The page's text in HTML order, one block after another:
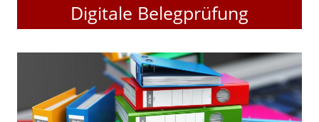
Digitale Belegprüfung